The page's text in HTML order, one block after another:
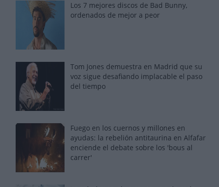
Los 7 mejores discos de Bad Bunny,
ordenados de mejor a peor
Tom Jones demuestra en Madrid que su
voz sigue desafiando implacable el paso
del tiempo
Fuego en los cuernos y millones en
ayudas: la rebelión antitaurina en Alfafar
enciende el debate sobre los 'bous al
carrer'